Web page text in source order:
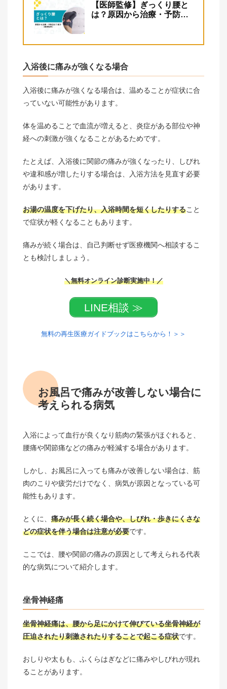
【医師監修】ぎっくり腰と
は？原因から治療・予防法
入浴後に痛みが強くなる場合
入浴後に痛みが強くなる場合は、温めることが症状に合
っていない可能性があります。
体を温めることで血流が増えると、炎症がある部位や神
経への刺激が強くなることがあるためです。
たとえば、入浴後に関節の痛みが強くなったり、しびれ
や違和感が増したりする場合は、入浴方法を見直す必要
があります。
お湯の温度を下げたり、入浴時間を短くしたりすること
で症状が軽くなることもあります。
痛みが続く場合は、自己判断せず医療機関へ相談するこ
とも検討しましょう。
＼無料オンライン診断実施中！／
LINE相談 ≫
無料の再生医療ガイドブックはこちらから！＞＞
お風呂で痛みが改善しない場合に
考えられる病気
入浴によって血行が良くなり筋肉の緊張がほぐれると、
腰痛や関節痛などの痛みが軽減する場合があります。
しかし、お風呂に入っても痛みが改善しない場合は、筋
肉のこりや疲労だけでなく、病気が原因となっている可
能性もあります。
とくに、 痛みが長く続く場合や、しびれ・歩きにくさな
どの症状を伴う場合は注意が必要です。
ここでは、腰や関節の痛みの原因として考えられる代表
的な病気について紹介します。
坐骨神経痛
坐骨神経痛は、腰から足にかけて伸びている坐骨神経が
圧迫されたり刺激されたりすることで起こる症状です。
おしりや太もも、ふくらはぎなどに痛みやしびれが現れ
ることがあります。